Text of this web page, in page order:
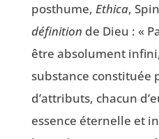
posthume, Ethica,
définition de Dieu : «
être absolument
substance constituée
d’attributs, chacun
essence éternelle et